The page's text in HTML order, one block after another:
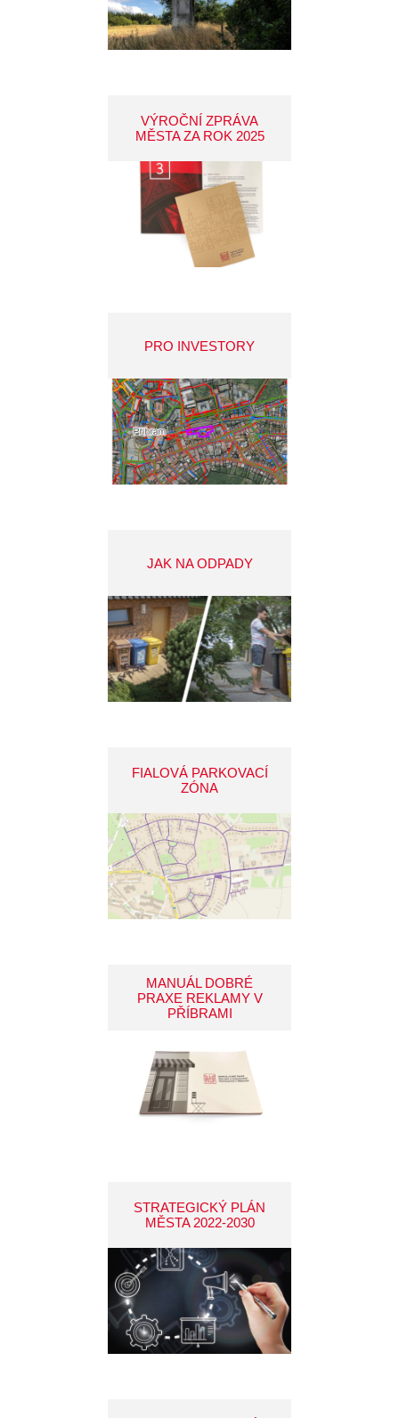
VÝROČNÍ ZPRÁVA
MĚSTA ZA ROK 2025
PRO INVESTORY
JAK NA ODPADY
FIALOVÁ PARKOVACÍ
ZÓNA
MANUÁL DOBRÉ
PRAXE REKLAMY V
PŘÍBRAMI
STRATEGICKÝ PLÁN
MĚSTA 2022-2030